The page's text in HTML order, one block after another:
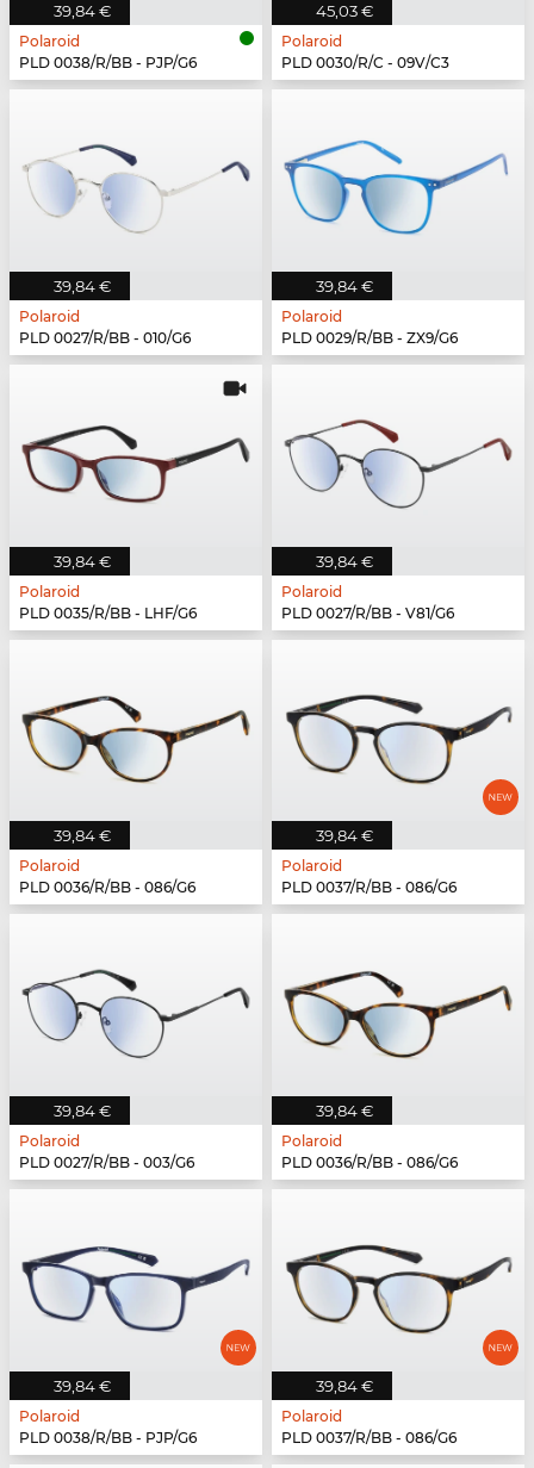
39,84 €
Polaroid
PLD 0038/R/BB - PJP/G6
45,03 €
Polaroid
PLD 0030/R/C - 09V/C3
39,84 €
Polaroid
PLD 0027/R/BB - 010/G6
39,84 €
Polaroid
PLD 0029/R/BB - ZX9/G6
39,84 €
Polaroid
PLD 0035/R/BB - LHF/G6
39,84 €
Polaroid
PLD 0027/R/BB - V81/G6
39,84 €
Polaroid
PLD 0036/R/BB - 086/G6
39,84 €
Polaroid
PLD 0037/R/BB - 086/G6
39,84 €
Polaroid
PLD 0027/R/BB - 003/G6
39,84 €
Polaroid
PLD 0036/R/BB - 086/G6
39,84 €
Polaroid
PLD 0038/R/BB - PJP/G6
39,84 €
Polaroid
PLD 0037/R/BB - 086/G6